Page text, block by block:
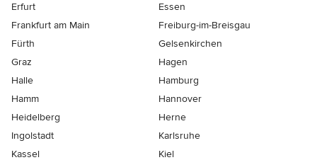
Erfurt
Essen
Frankfurt am Main
Freiburg-im-Breisgau
Fürth
Gelsenkirchen
Graz
Hagen
Halle
Hamburg
Hamm
Hannover
Heidelberg
Herne
Ingolstadt
Karlsruhe
Kassel
Kiel